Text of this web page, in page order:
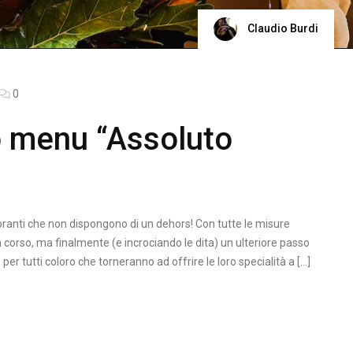
Claudio Burdi
0
“Assoluto
che non dispongono di un dehors! Con tutte le misure
ma finalmente (e incrociando le dita) un ulteriore passo
tutti coloro che torneranno ad offrire le loro specialità a […]